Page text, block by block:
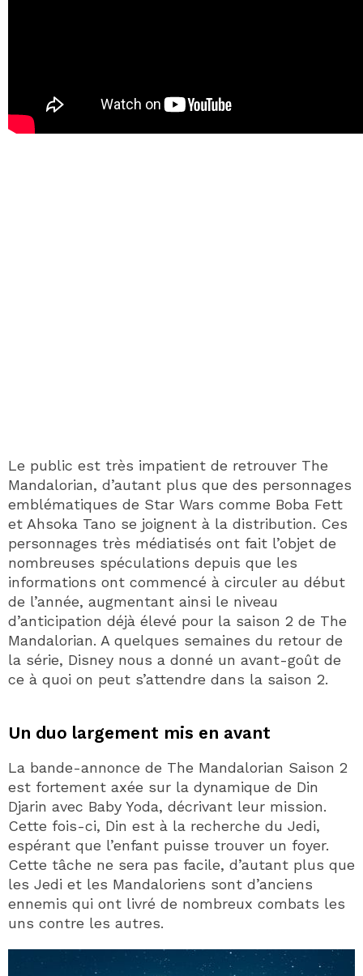
Le public est très impatient de retrouver The
Mandalorian, d’autant plus que des personnages
emblématiques de Star Wars comme Boba Fett
et Ahsoka Tano se joignent à la distribution. Ces
personnages très médiatisés ont fait l’objet de
nombreuses spéculations depuis que les
informations ont commencé à circuler au début
de l’année, augmentant ainsi le niveau
d’anticipation déjà élevé pour la saison 2 de The
Mandalorian. A quelques semaines du retour de
la série, Disney nous a donné un avant-goût de
ce à quoi on peut s’attendre dans la saison 2.
Un duo largement mis en avant
La bande-annonce de The Mandalorian Saison 2
est fortement axée sur la dynamique de Din
Djarin avec Baby Yoda, décrivant leur mission.
Cette fois-ci, Din est à la recherche du Jedi,
espérant que l’enfant puisse trouver un foyer.
Cette tâche ne sera pas facile, d’autant plus que
les Jedi et les Mandaloriens sont d’anciens
ennemis qui ont livré de nombreux combats les
uns contre les autres.